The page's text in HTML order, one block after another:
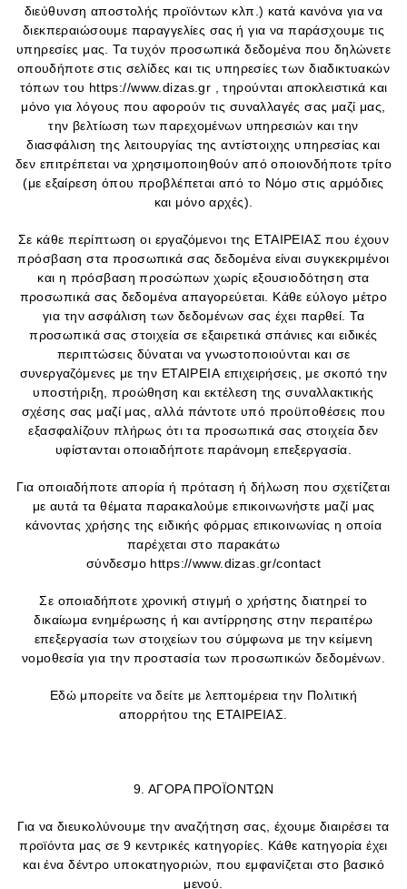
διεύθυνση αποστολής προϊόντων κλπ.) κατά κανόνα για να
διεκπεραιώσουμε παραγγελίες σας ή για να παράσχουμε τις
υπηρεσίες μας. Τα τυχόν προσωπικά δεδομένα που δηλώνετε
οπουδήποτε στις σελίδες και τις υπηρεσίες των διαδικτυακών
τόπων του https://www.dizas.gr , τηρούνται αποκλειστικά και
μόνο για λόγους που αφορούν τις συναλλαγές σας μαζί μας,
την βελτίωση των παρεχομένων υπηρεσιών και την
διασφάλιση της λειτουργίας της αντίστοιχης υπηρεσίας και
δεν επιτρέπεται να χρησιμοποιηθούν από οποιονδήποτε τρίτο
(με εξαίρεση όπου προβλέπεται από το Νόμο στις αρμόδιες
και μόνο αρχές).
Σε κάθε περίπτωση οι εργαζόμενοι της ΕΤΑΙΡΕΙΑΣ που έχουν
πρόσβαση στα προσωπικά σας δεδομένα είναι συγκεκριμένοι
και η πρόσβαση προσώπων χωρίς εξουσιοδότηση στα
προσωπικά σας δεδομένα απαγορεύεται. Κάθε εύλογο μέτρο
για την ασφάλιση των δεδομένων σας έχει παρθεί. Τα
προσωπικά σας στοιχεία σε εξαιρετικά σπάνιες και ειδικές
περιπτώσεις δύναται να γνωστοποιούνται και σε
συνεργαζόμενες με την ΕΤΑΙΡΕΙΑ επιχειρήσεις, με σκοπό την
υποστήριξη, προώθηση και εκτέλεση της συναλλακτικής
σχέσης σας μαζί μας, αλλά πάντοτε υπό προϋποθέσεις που
εξασφαλίζουν πλήρως ότι τα προσωπικά σας στοιχεία δεν
υφίστανται οποιαδήποτε παράνομη επεξεργασία.
Για οποιαδήποτε απορία ή πρόταση ή δήλωση που σχετίζεται
με αυτά τα θέματα παρακαλούμε επικοινωνήστε μαζί μας
κάνοντας χρήσης της ειδικής φόρμας επικοινωνίας η οποία
παρέχεται στο παρακάτω
σύνδεσμο https://www.dizas.gr/contact
Σε οποιαδήποτε χρονική στιγμή ο χρήστης διατηρεί το
δικαίωμα ενημέρωσης ή και αντίρρησης στην περαιτέρω
επεξεργασία των στοιχείων του σύμφωνα με την κείμενη
νομοθεσία για την προστασία των προσωπικών δεδομένων.
Εδώ μπορείτε να δείτε με λεπτομέρεια την Πολιτική
απορρήτου της ΕΤΑΙΡΕΙΑΣ.
9. ΑΓΟΡΑ ΠΡΟΪΟΝΤΩΝ
Για να διευκολύνουμε την αναζήτηση σας, έχουμε διαιρέσει τα
προϊόντα μας σε 9 κεντρικές κατηγορίες. Κάθε κατηγορία έχει
και ένα δέντρο υποκατηγοριών, που εμφανίζεται στο βασικό
μενού.